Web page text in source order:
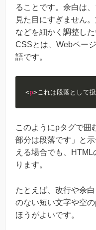
ることです。余白は
見た目にすぎません
などを細かく調整し
CSSとは、Webペー
語です。
<p>これは段落として
このようにpタグで囲
部分は段落です」と
える場合でも、
ります。
たとえば、改行や余
のない短い文字や空
ほうがよいです。